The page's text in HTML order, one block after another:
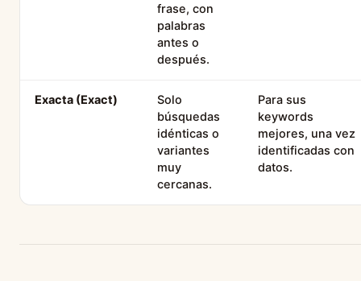
frase, con
palabras
antes o
después.
Exacta (Exact)
Solo
búsquedas
idénticas o
variantes
muy
cercanas.
Para sus
keywords
mejores, una vez
identificadas con
datos.